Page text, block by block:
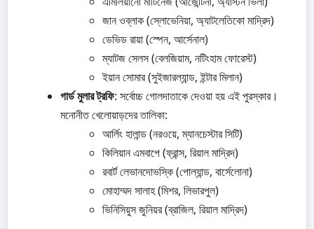
জান ওব্লাক (স্লোভেনিয়া, অ্যাটলেতিকো মাদ্রিদ)
ডেভিড রায়া (স্পেন, আর্সেনাল)
ম্যাটজ সেলস (বেলজিয়াম, নটিংহাম ফোরেস্ট)
ইয়ান সোমার (সুইজারল্যান্ড, ইন্টার মিলান)
গার্ড মুলার ট্রফি: সর্বোচ্চ গোলদাতাকে দেওয়া হয় এই পুরস্কার।
মনোনীত খেলোয়াড়দের তালিকা:
আর্লিং হালান্ড (নরওয়ে, ম্যানচেস্টার সিটি)
কিলিয়ান এমবাপে (ফ্রান্স, রিয়াল মাদ্রিদ)
রবার্ট লেভানদোভস্কি (পোল্যান্ড, বার্সেলোনা)
মোহাম্মদ সালাহ (মিশর, লিভারপুল)
ভিনিসিয়ুস জুনিয়র (ব্রাজিল, রিয়াল মাদ্রিদ)